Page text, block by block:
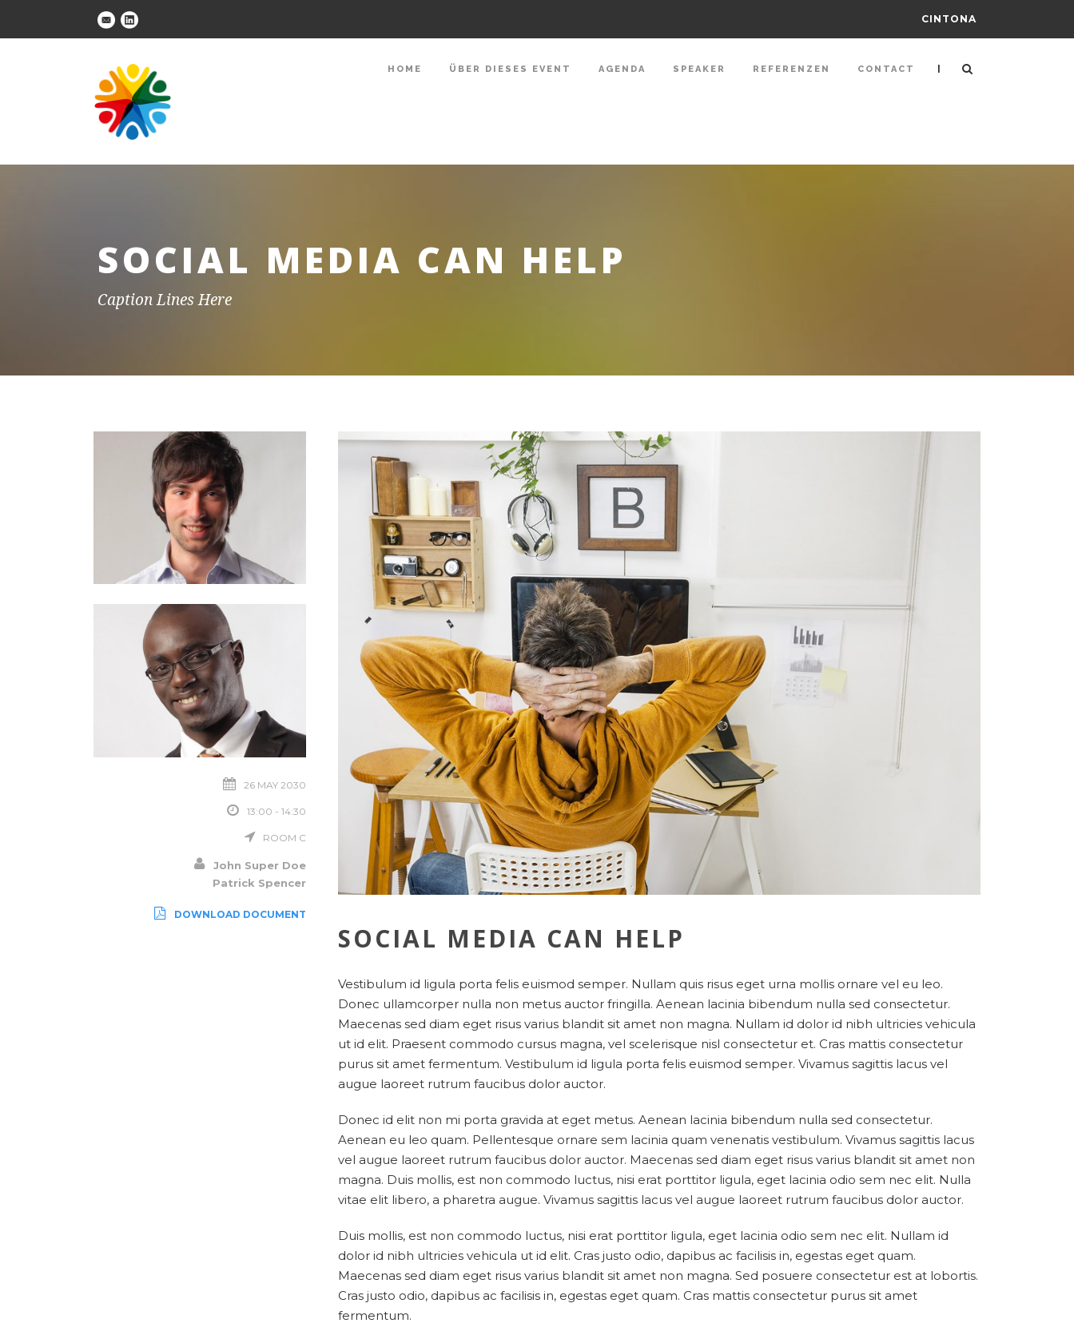
CINTONA
HOME ÜBER DIESES EVENT AGENDA SPEAKER REFERENZEN CONTACT |
SOCIAL MEDIA CAN HELP
Caption Lines Here
26 MAY 2030
13:00 - 14:30
ROOM C
John Super Doe
Patrick Spencer
DOWNLOAD DOCUMENT
SOCIAL MEDIA CAN HELP
Vestibulum id ligula porta felis euismod semper. Nullam quis risus eget urna mollis ornare vel eu leo.
Donec ullamcorper nulla non metus auctor fringilla. Aenean lacinia bibendum nulla sed consectetur.
Maecenas sed diam eget risus varius blandit sit amet non magna. Nullam id dolor id nibh ultricies vehicula
ut id elit. Praesent commodo cursus magna, vel scelerisque nisl consectetur et. Cras mattis consectetur
purus sit amet fermentum. Vestibulum id ligula porta felis euismod semper. Vivamus sagittis lacus vel
augue laoreet rutrum faucibus dolor auctor.
Donec id elit non mi porta gravida at eget metus. Aenean lacinia bibendum nulla sed consectetur.
Aenean eu leo quam. Pellentesque ornare sem lacinia quam venenatis vestibulum. Vivamus sagittis lacus
vel augue laoreet rutrum faucibus dolor auctor. Maecenas sed diam eget risus varius blandit sit amet non
magna. Duis mollis, est non commodo luctus, nisi erat porttitor ligula, eget lacinia odio sem nec elit. Nulla
vitae elit libero, a pharetra augue. Vivamus sagittis lacus vel augue laoreet rutrum faucibus dolor auctor.
Duis mollis, est non commodo luctus, nisi erat porttitor ligula, eget lacinia odio sem nec elit. Nullam id
dolor id nibh ultricies vehicula ut id elit. Cras justo odio, dapibus ac facilisis in, egestas eget quam.
Maecenas sed diam eget risus varius blandit sit amet non magna. Sed posuere consectetur est at lobortis.
Cras justo odio, dapibus ac facilisis in, egestas eget quam. Cras mattis consectetur purus sit amet
fermentum.